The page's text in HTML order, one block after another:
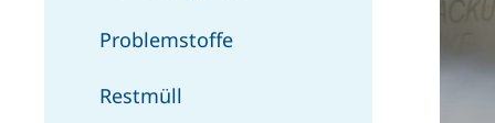
Problemstoffe
Restmüll